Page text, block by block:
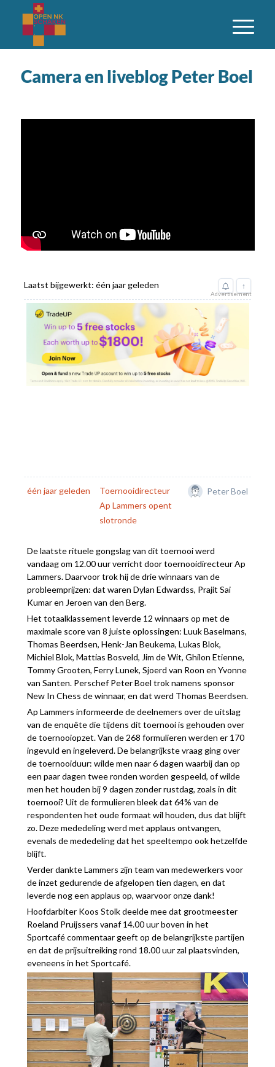
Camera en liveblog Peter Boel
Laatst bijgewerkt: één jaar geleden ↑
Advertisement
één jaar geleden
Toernooidirecteur
Ap Lammers opent
slotronde
Peter Boel
De laatste rituele gongslag van dit toernooi werd
vandaag om 12.00 uur verricht door toernooidirecteur Ap
Lammers. Daarvoor trok hij de drie winnaars van de
probleemprijzen: dat waren Dylan Edwardss, Prajit Sai
Kumar en Jeroen van den Berg.
Het totaalklassement leverde 12 winnaars op met de
maximale score van 8 juiste oplossingen: Luuk Baselmans,
Thomas Beerdsen, Henk-Jan Beukema, Lukas Blok,
Michiel Blok, Mattias Bosveld, Jim de Wit, Ghilon Etienne,
Tommy Grooten, Ferry Lunek, Sjoerd van Roon en Yvonne
van Santen. Perschef Peter Boel trok namens sponsor
New In Chess de winnaar, en dat werd Thomas Beerdsen.
Ap Lammers informeerde de deelnemers over de uitslag
van de enquête die tijdens dit toernooi is gehouden over
de toernooiopzet. Van de 268 formulieren werden er 170
ingevuld en ingeleverd. De belangrijkste vraag ging over
de toernooiduur: wilde men naar 6 dagen waarbij dan op
een paar dagen twee ronden worden gespeeld, of wilde
men het houden bij 9 dagen zonder rustdag, zoals in dit
toernooi? Uit de formulieren bleek dat 64% van de
respondenten het oude formaat wil houden, dus dat blijft
zo. Deze mededeling werd met applaus ontvangen,
evenals de mededeling dat het speeltempo ook hetzelfde
blijft.
Verder dankte Lammers zijn team van medewerkers voor
de inzet gedurende de afgelopen tien dagen, en dat
leverde nog een applaus op, waarvoor onze dank!
Hoofdarbiter Koos Stolk deelde mee dat grootmeester
Roeland Pruijssers vanaf 14.00 uur boven in het
Sportcafé commentaar geeft op de belangrijkste partijen
en dat de prijsuitreiking rond 18.00 uur zal plaatsvinden,
eveneens in het Sportcafé.